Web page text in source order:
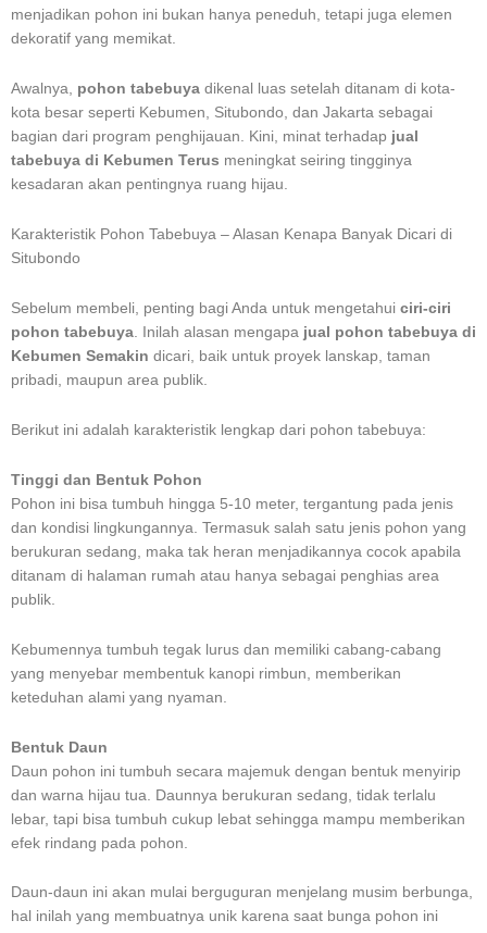
menjadikan pohon ini bukan hanya peneduh, tetapi juga elemen
dekoratif yang memikat.
Awalnya, pohon tabebuya dikenal luas setelah ditanam di kota-
kota besar seperti Kebumen, Situbondo, dan Jakarta sebagai
bagian dari program penghijauan. Kini, minat terhadap jual
tabebuya di Kebumen Terus meningkat seiring tingginya
kesadaran akan pentingnya ruang hijau.
Karakteristik Pohon Tabebuya – Alasan Kenapa Banyak Dicari di
Situbondo
Sebelum membeli, penting bagi Anda untuk mengetahui ciri-ciri
pohon tabebuya . Inilah alasan mengapa jual pohon tabebuya di
Kebumen Semakin dicari, baik untuk proyek lanskap, taman
pribadi, maupun area publik.
Berikut ini adalah karakteristik lengkap dari pohon tabebuya:
Tinggi dan Bentuk Pohon
Pohon ini bisa tumbuh hingga 5-10 meter, tergantung pada jenis
dan kondisi lingkungannya. Termasuk salah satu jenis pohon yang
berukuran sedang, maka tak heran menjadikannya cocok apabila
ditanam di halaman rumah atau hanya sebagai penghias area
publik.
Kebumennya tumbuh tegak lurus dan memiliki cabang-cabang
yang menyebar membentuk kanopi rimbun, memberikan
keteduhan alami yang nyaman.
Bentuk Daun
Daun pohon ini tumbuh secara majemuk dengan bentuk menyirip
dan warna hijau tua. Daunnya berukuran sedang, tidak terlalu
lebar, tapi bisa tumbuh cukup lebat sehingga mampu memberikan
efek rindang pada pohon.
Daun-daun ini akan mulai berguguran menjelang musim berbunga,
hal inilah yang membuatnya unik karena saat bunga pohon ini